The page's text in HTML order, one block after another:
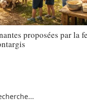
proposées par la